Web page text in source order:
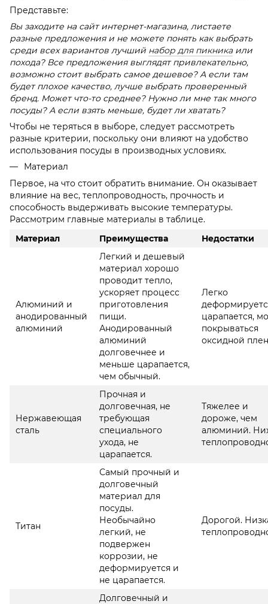
Представьте:
Вы заходите на сайт интернет-магазина, листаете
разные предложения и не можете понять как выбрать
среди всех вариантов лучший набор для пикникаили
похода? Все предложения выглядят привлекательно,
возможно стоит выбрать самое дешевое? А если там
будет плохое качество, лучше выбрать проверенный
бренд. Может что-то среднее? Нужно ли мне так много
посуды? А если взять меньше, будет ли хватать?
Чтобы не теряться в выборе, следует рассмотреть
разные критерии, поскольку они влияют на удобство
использования посуды в производных условиях.
Материал
Первое, на что стоит обратить внимание. Он оказывает
влияние на вес, теплопроводность, прочность и
способность выдерживать высокие температуры.
Рассмотрим главные материалы в таблице.
Материал
Преимущества Недостатки
Алюминий и
анодированный
алюминий
Легкий и дешевый
материал хорошо
проводит тепло,
ускоряет процесс
приготовления
пищи.
Анодированный
алюминий
долговечнее и
меньше царапается,
чем обычный.
Легко
царапается,
покрываться
оксидной
Нержавеющая
сталь
Прочная и
долговечная, не
требующая
специального
ухода, не
царапается.
Тяжелее и
дороже, чем
алюминий.
Титан
Самый прочный и
долговечный
материал для
посуды.
Необычайно
легкий, не
подвержен
коррозии, не
деформируется и
не царапается.
Дорогой.
Долговечный и